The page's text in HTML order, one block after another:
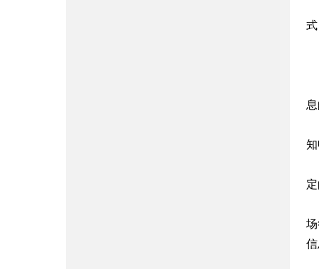
式
知